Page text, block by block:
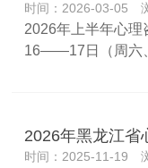
时间：2026-03-05
2026年上半年心理
16——17日（周六
2026年黑龙江省
时间：2025-11-19